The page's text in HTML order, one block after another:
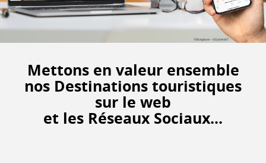
Mettons en valeur ensemble
nos Destinations touristiques
sur le web
et les Réseaux Sociaux...